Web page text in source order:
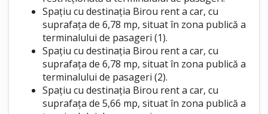
Spațiu cu destinația Birou rent a car, cu
suprafața de 6,78 mp, situat în zona publică a
terminalului de pasageri (1).
Spațiu cu destinația Birou rent a car, cu
suprafața de 6,78 mp, situat în zona publică a
terminalului de pasageri (2).
Spațiu cu destinația Birou rent a car, cu
suprafața de 5,66 mp, situat în zona publică a